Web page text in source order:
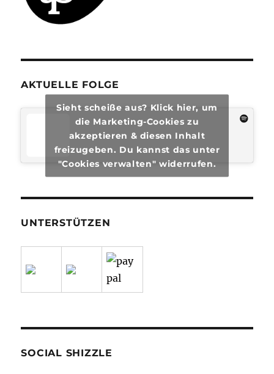
AKTUELLE FOLGE
Sieht scheiße aus? Klick hier, um
die Marketing-Cookies zu
akzeptieren & diesen Inhalt
freizugeben. Du kannst das unter
"Cookies verwalten" widerrufen.
UNTERSTÜTZEN
SOCIAL SHIZZLE